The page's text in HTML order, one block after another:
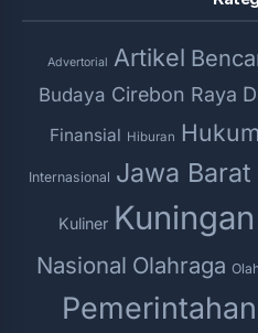
Advertorial Artikel
Budaya Cirebon Raya
Finansial Hiburan Hukum
Internasional Jawa Barat
Kuliner Kuningan
Nasional Olahraga
Pemerintahan